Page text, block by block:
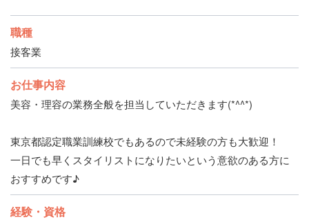
職種
接客業
お仕事内容
美容・理容の業務全般を担当していただきます(*^^*)
東京都認定職業訓練校でもあるので未経験の方も大歓迎！
一日でも早くスタイリストになりたいという意欲のある方に
おすすめです♪
経験・資格